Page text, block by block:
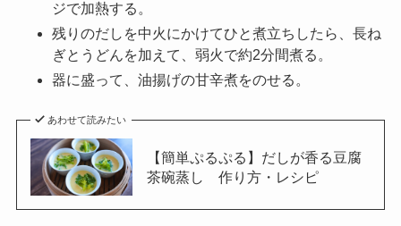
ジで加熱する。
残りのだしを中火にかけてひと煮立ちしたら、長ね
ぎとうどんを加えて、弱火で約2分間煮る。
器に盛って、油揚げの甘辛煮をのせる。
あわせて読みたい
【簡単ぷるぷる】だしが香る豆腐
茶碗蒸し 作り方・レシピ